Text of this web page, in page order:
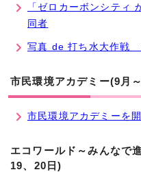
「ゼロカーボンシティ
同者
写真 de 打ち水大作戦
市民環境アカデミー(9月
市民環境アカデミーを
エコワールド～みんなで
19、20日)